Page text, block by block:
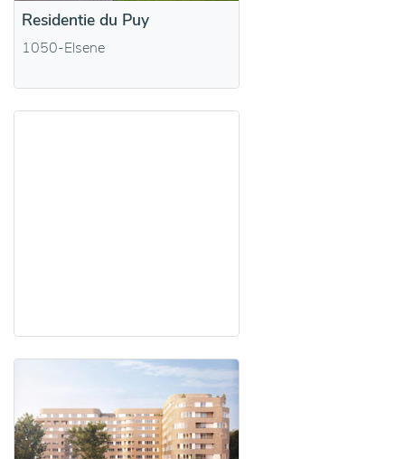
Residentie du Puy
1050-Elsene